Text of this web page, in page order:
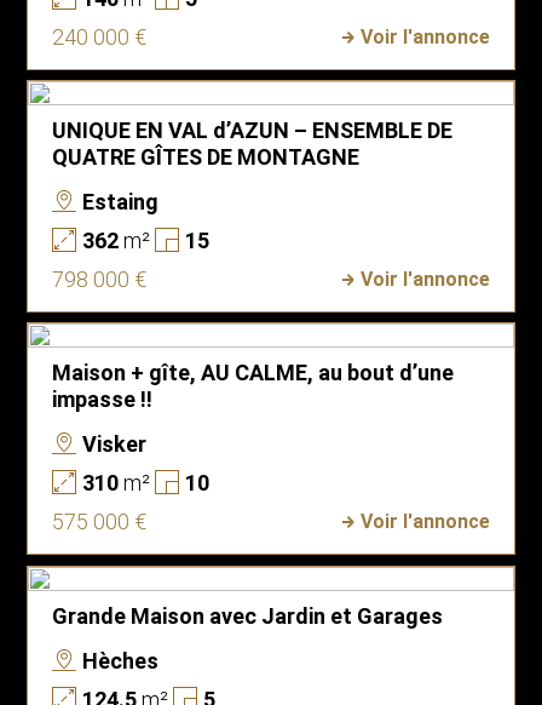
240 000 €
Voir l'annonce
UNIQUE EN VAL d’AZUN – ENSEMBLE DE
QUATRE GÎTES DE MONTAGNE
Estaing
362m²
15
798 000 €
Voir l'annonce
Maison + gîte, AU CALME, au bout d’une
impasse !!
Visker
310m²
10
575 000 €
Voir l'annonce
Grande Maison avec Jardin et Garages
Hèches
124.5m²
5